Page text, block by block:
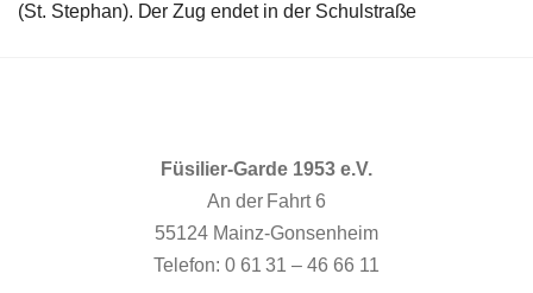
(St. Stephan). Der Zug endet in der Schulstraße
Füsilier-Garde 1953 e.V.
An der Fahrt 6
55124 Mainz-Gonsenheim
Telefon: 0 61 31 – 46 66 11